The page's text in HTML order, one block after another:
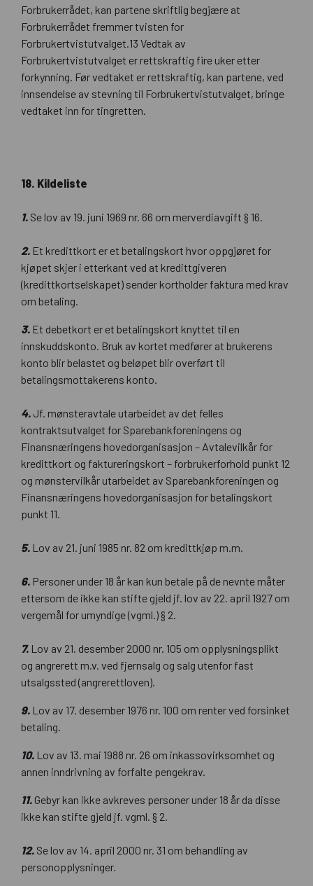
Forbrukerrådet, kan partene skriftlig begjære at
Forbrukerrådet fremmer tvisten for
Forbrukertvistutvalget.13 Vedtak av
Forbrukertvistutvalget er rettskraftig fire uker etter
forkynning. Før vedtaket er rettskraftig, kan partene, ved
innsendelse av stevning til Forbrukertvistutvalget, bringe
vedtaket inn for tingretten.
18. Kildeliste
1. Se lov av 19. juni 1969 nr. 66 om merverdiavgift § 16.
2. Et kredittkort er et betalingskort hvor oppgjøret for
kjøpet skjer i etterkant ved at kredittgiveren
(kredittkortselskapet) sender kortholder faktura med krav
om betaling.
3. Et debetkort er et betalingskort knyttet til en
innskuddskonto. Bruk av kortet medfører at brukerens
konto blir belastet og beløpet blir overført til
betalingsmottakerens konto.
4. Jf. mønsteravtale utarbeidet av det felles
kontraktsutvalget for Sparebankforeningens og
Finansnæringens hovedorganisasjon – Avtalevilkår for
kredittkort og faktureringskort – forbrukerforhold punkt 12
og mønstervilkår utarbeidet av Sparebankforeningen og
Finansnæringens hovedorganisasjon for betalingskort
punkt 11.
5. Lov av 21. juni 1985 nr. 82 om kredittkjøp m.m.
6. Personer under 18 år kan kun betale på de nevnte måter
ettersom de ikke kan stifte gjeld jf. lov av 22. april 1927 om
vergemål for umyndige (vgml.) § 2.
7. Lov av 21. desember 2000 nr. 105 om opplysningsplikt
og angrerett m.v. ved fjernsalg og salg utenfor fast
utsalgssted (angrerettloven).
9. Lov av 17. desember 1976 nr. 100 om renter ved forsinket
betaling.
10. Lov av 13. mai 1988 nr. 26 om inkassovirksomhet og
annen inndrivning av forfalte pengekrav.
11. Gebyr kan ikke avkreves personer under 18 år da disse
ikke kan stifte gjeld jf. vgml. § 2.
12. Se lov av 14. april 2000 nr. 31 om behandling av
personopplysninger.